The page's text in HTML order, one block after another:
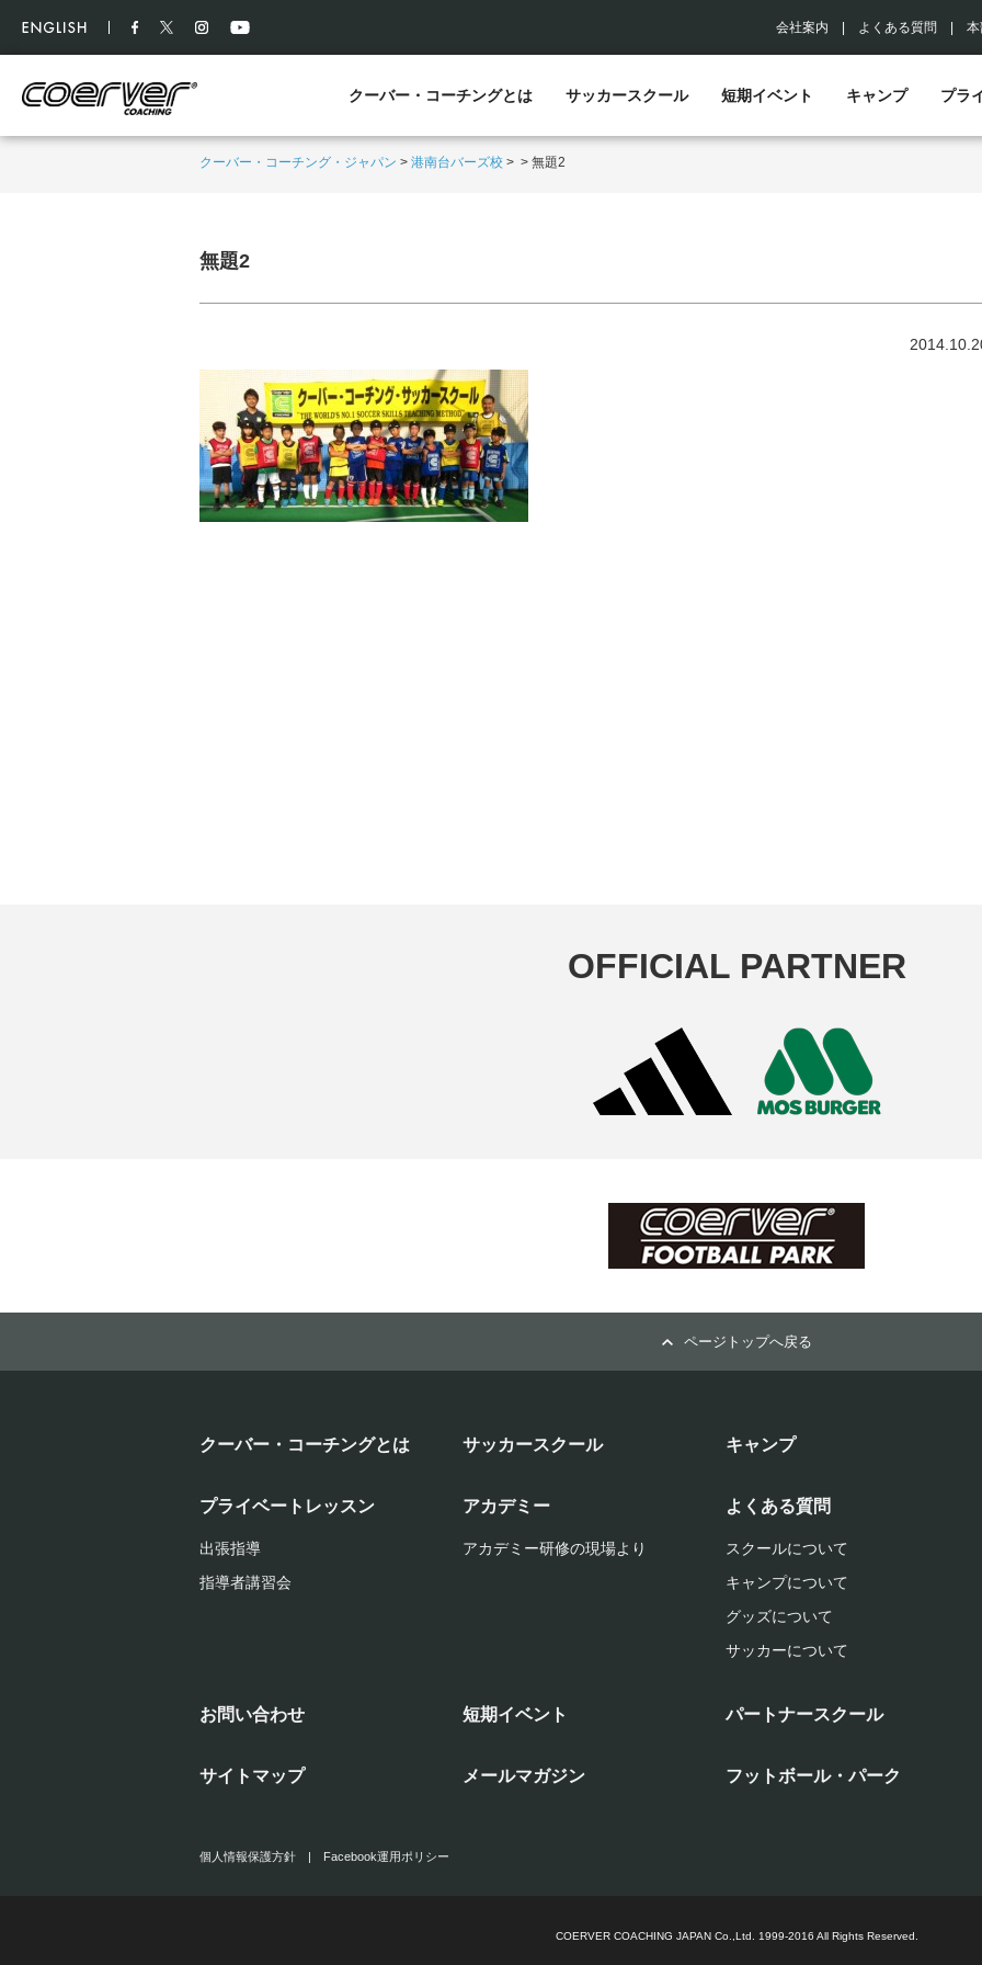
会社案内 よくある質問
クーバー・コーチングとは サッカースクール 短期イベント キャンプ プラ
クーバー・コーチング・ジャパン > 港南台バーズ校 > > 無題2
無題2
OFFICIAL PARTNER
ページトップへ戻る
クーバー・コーチングとは サッカースクール キャンプ
プライベートレッスン
出張指導
指導者講習会
アカデミー
アカデミー研修の現場より
よくある質問
スクールについて
キャンプについて
グッズについて
サッカーについて
お問い合わせ 短期イベント パートナースクール
サイトマップ メールマガジン フットボール・パーク
個人情報保護方針 | Facebook運用ポリシー
COERVER COACHING JAPAN Co.,Ltd. 1999-2016 All Rights Reserved.